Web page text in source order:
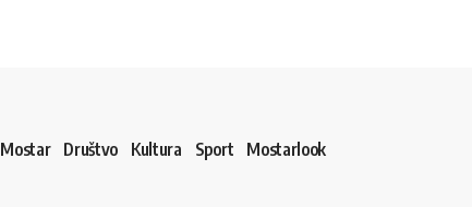
Mostar Društvo Kultura Sport Mostarlook